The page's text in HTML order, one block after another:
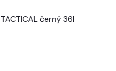
černý 36l